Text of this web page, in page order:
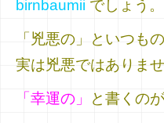
birnbaumii でしょう。
「兇悪の」といつも
実は兇悪ではありませ
「幸運の」 と書くの